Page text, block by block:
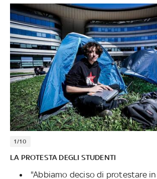
1/10
LA PROTESTA DEGLI STUDENTI
"Abbiamo deciso di protestare